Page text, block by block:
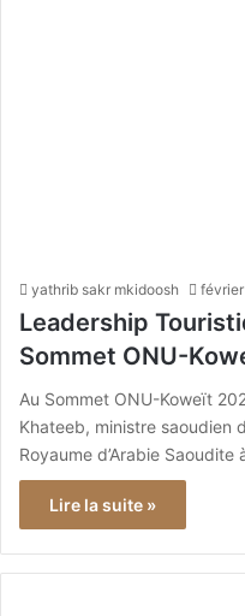
yathrib sakr mkidoosh février
Leadership
Sommet ONU-
Au Sommet ONU-Koweït
Khateeb, ministre saoudien
Royaume d’Arabie
Lire la suite »